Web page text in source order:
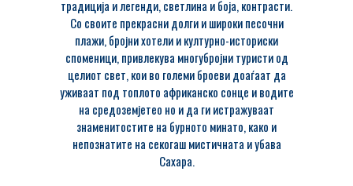
традиција и легенди, светлина и боја, контрасти.
Со своите прекрасни долги и широки песочни
плажи, бројни хотели и културно-историски
споменици, привлекува многубројни туристи од
целиот свет, кои во големи броеви доаѓаат да
уживаат под топлото африканско сонце и водите
на средоземјетео но и да ги истражуваат
знаменитостите на бурното минато, како и
непознатите на секогаш мистичната и убава
Сахара.